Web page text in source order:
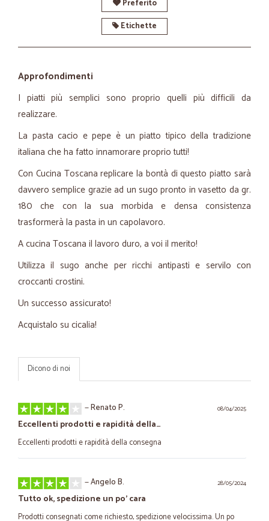
Preferito
Etichette
Approfondimenti
I piatti più semplici sono proprio quelli più difficili da
realizzare.
La pasta cacio e pepe è un piatto tipico della tradizione
italiana che ha fatto innamorare proprio tutti!
Con Cucina Toscana replicare la bontà di questo piatto sarà
davvero semplice grazie ad un sugo pronto in vasetto da gr.
180 che con la sua morbida e densa consistenza
trasformerà la pasta in un capolavoro.
A cucina Toscana il lavoro duro, a voi il merito!
Utilizza il sugo anche per ricchi antipasti e servilo con
croccanti crostini.
Un successo assicurato!
Acquistalo su cicalia!
Dicono di noi
08/04/2025
—Renato P.
Eccellenti prodotti e rapidità della…
Eccellenti prodotti e rapidità della consegna
28/05/2024
—Angelo B.
Tutto ok, spedizione un po' cara
Prodotti consegnati come richiesto, spedizione velocissima. Un po